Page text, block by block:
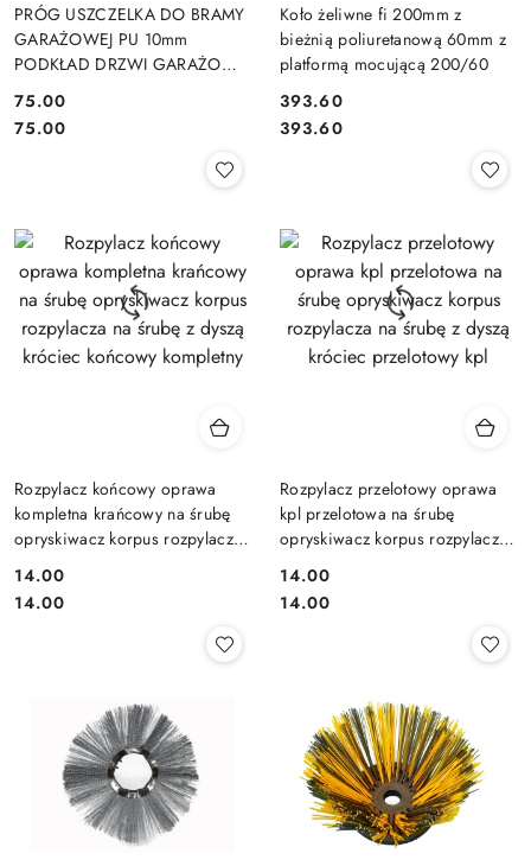
PRÓG USZCZELKA DO BRAMY
GARAŻOWEJ PU 10mm
PODKŁAD DRZWI GARAŻOWE
MAGAZYN HALE DO DRZWI
GARAŻOWYCH HAL
Cena:
75.00
Cena:
75.00
Koło żeliwne fi 200mm z
bieżnią poliuretanową 60mm z
platformą mocującą 200/60
Cena:
393.60
Cena:
393.60
Rozpylacz końcowy oprawa
kompletna krańcowy na śrubę
opryskiwacz korpus rozpylacza
końcowy kompletny
Cena:
14.00
Cena:
14.00
Rozpylacz przelotowy oprawa
kpl przelotowa na śrubę
opryskiwacz korpus rozpylacza
przelotowy kpl
Cena:
14.00
Cena:
14.00